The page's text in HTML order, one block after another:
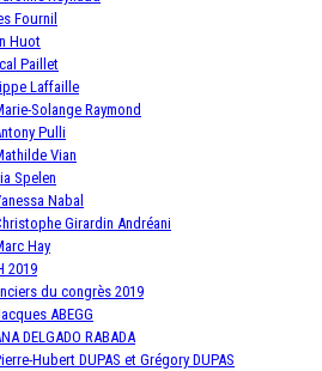
Fournil
Huot
Paillet
Laffaille
Solange Raymond
Pulli
Vian
Spelen
Nabal
Girardin Andréani
Hay
2019
du congrès 2019
ABEGG
DELGADO RABADA
Hubert DUPAS et Grégory DUPAS